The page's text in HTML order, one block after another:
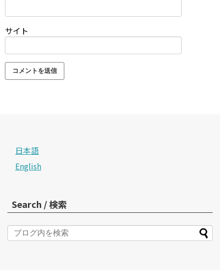
サイト
日本語
English
Search / 検索